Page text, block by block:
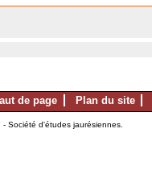
de page Plan du site
Société d'études jaurésiennes.